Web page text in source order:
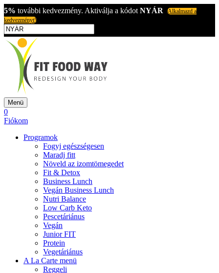
5% további kedvezmény. Aktiválja a kódot NYÁR
Alkalmazd a
kedvezményt!
Menü
0
Fiókom
Programok
Fogyj egészségesen
Maradj fitt
Növeld az izomtömegedet
Fit & Detox
Business Lunch
Vegán Business Lunch
Nutri Balance
Low Carb Keto
Pescetáriánus
Vegán
Junior FIT
Protein
Vegetáriánus
A La Carte menü
Reggeli